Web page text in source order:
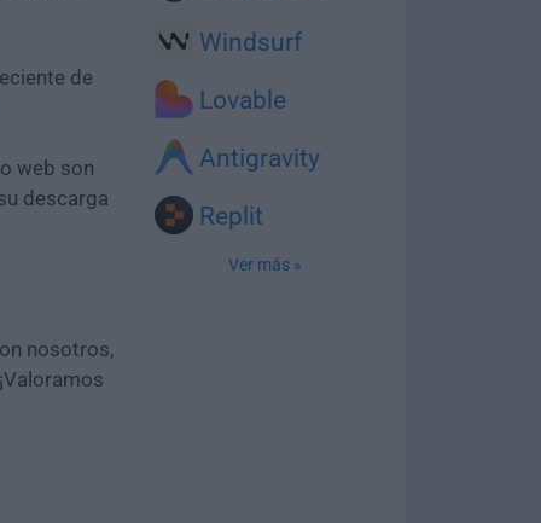
Windsurf
Lovable
Antigravity
Replit
Ver más »
de
web son
descarga
nosotros,